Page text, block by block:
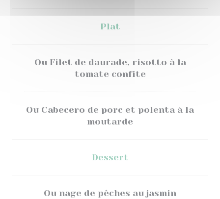
Plat
Ou Filet de daurade, risotto à la
tomate confite
Ou Cabecero de porc et polenta à la
moutarde
Dessert
Ou nage de pêches au jasmin